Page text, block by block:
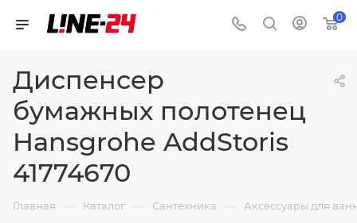
0
Диспенсер
бумажных полотенец
Hansgrohe AddStoris
41774670
Главная — Каталог — Сантехника — Аксессуары для